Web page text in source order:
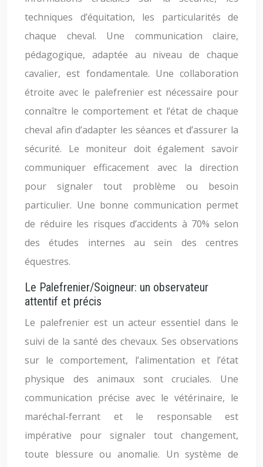
techniques d’équitation, les particularités de
chaque cheval. Une communication claire,
pédagogique, adaptée au niveau de chaque
cavalier, est fondamentale. Une collaboration
étroite avec le palefrenier est nécessaire pour
connaître le comportement et l’état de chaque
cheval afin d’adapter les séances et d’assurer la
sécurité. Le moniteur doit également savoir
communiquer efficacement avec la direction
pour signaler tout problème ou besoin
particulier. Une bonne communication permet
de réduire les risques d’accidents à 70% selon
des études internes au sein des centres
équestres.
Le Palefrenier/Soigneur: un observateur
attentif et précis
Le palefrenier est un acteur essentiel dans le
suivi de la santé des chevaux. Ses observations
sur le comportement, l’alimentation et l’état
physique des animaux sont cruciales. Une
communication précise avec le vétérinaire, le
maréchal-ferrant et le responsable est
impérative pour signaler tout changement,
toute blessure ou anomalie. Un système de